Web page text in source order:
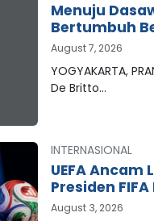
Menuju
Bertumbuh
August 7, 2026
YOGYAKARTA,
De Britto…
INTERNASIONAL
UEFA
Presiden
August 3, 2026